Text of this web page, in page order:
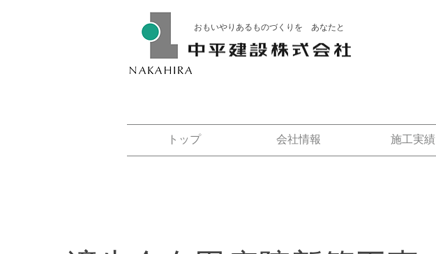
おもいやりあるものづくりを あなたと
トップ 会社情報 施工実績